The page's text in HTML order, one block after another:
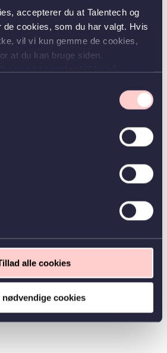
accepterer du at Talentech og
de cookies, som du har valgt. Hvis
vil vi kun gemme de cookies,
at du kan bruge siden.
alle cookies
nødvendige cookies